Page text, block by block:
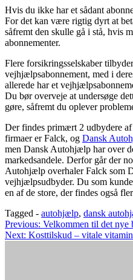
Hvis du ikke har et sådant
For det kan være rigtig dyrt at
såfremt den skulle gå i stå, hvis
abonnementer.
Flere forsikringsselskaber
vejhjælpsabonnement, med i
allerede har et
Du bør overveje at undersøge
gøre, såfremt du oplever
Der findes primært 2 udbydere
firmaer er Falck, og Dansk
men Dansk Autohjælp har over
markedsandele. Derfor går der
Autohjælp overhaler Falck som
vejhjælpsudbyder. Du som
en af de store, der findes også
Tagged - autohjælp, dansk
Indlægsnavigation
Previous: Velkommen til det nye
Next: Kosttilskud – vitale